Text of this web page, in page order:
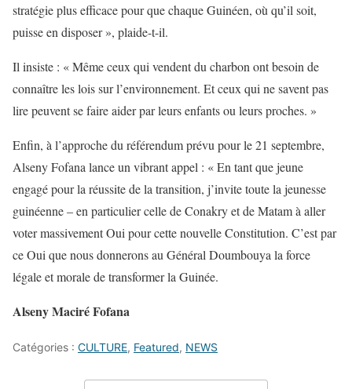
stratégie plus efficace pour que chaque Guinéen, où qu’il soit,
puisse en disposer », plaide-t-il.
Il insiste : « Même ceux qui vendent du charbon ont besoin de
connaître les lois sur l’environnement. Et ceux qui ne savent pas
lire peuvent se faire aider par leurs enfants ou leurs proches. »
Enfin, à l’approche du référendum prévu pour le 21 septembre,
Alseny Fofana lance un vibrant appel : « En tant que jeune
engagé pour la réussite de la transition, j’invite toute la jeunesse
guinéenne – en particulier celle de Conakry et de Matam à aller
voter massivement Oui pour cette nouvelle Constitution. C’est par
ce Oui que nous donnerons au Général Doumbouya la force
légale et morale de transformer la Guinée.
Alseny Maciré Fofana
Catégories : CULTURE, Featured, NEWS